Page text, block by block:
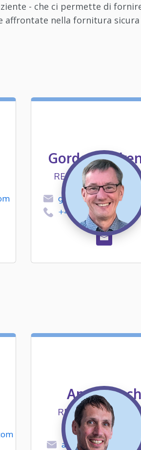
- che ci permette di
affrontate nella fornitura
Gordon
RESPONSABILE
+44 (0)161 696
Andy Loach
RESPONSABILE
TECNOLOGIA